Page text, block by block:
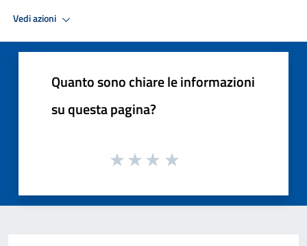
Vedi azioni
Quanto sono chiare le informazioni
su questa pagina?